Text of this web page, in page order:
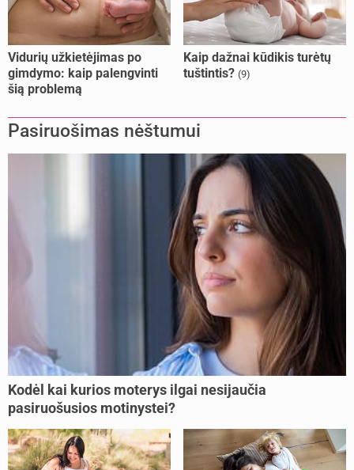
Vidurių užkietėjimas po
gimdymo: kaip palengvinti
šią problemą
Kaip dažnai kūdikis turėtų
tuštintis? (9)
Pasiruošimas nėštumui
Kodėl kai kurios moterys ilgai nesijaučia
pasiruošusios motinystei?